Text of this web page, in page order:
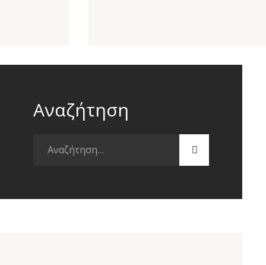
Αναζήτηση
Αναζήτηση